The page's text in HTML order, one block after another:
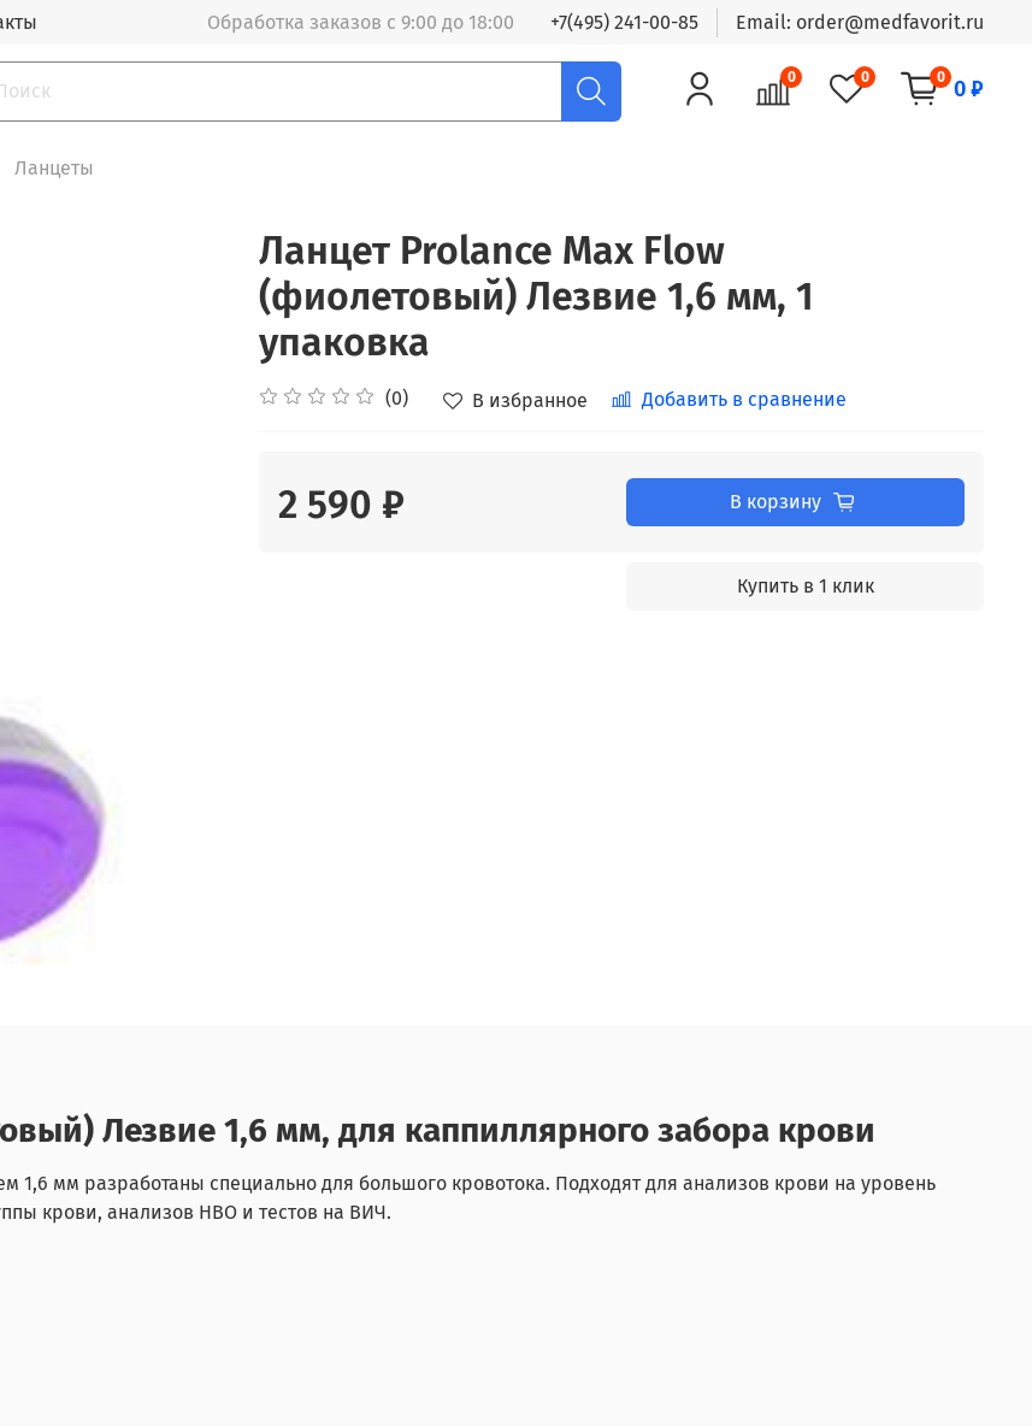
Обработка заказов с 9:00 до 18:00 +7(495) 241-00-85 Email: order@medfavorit.ru
0 0 0 0 ₽
Ланцеты
Ланцет Prolance Max Flow
(фиолетовый) Лезвие 1,6 мм, 1
упаковка
(0) В избранное Добавить в сравнение
2 590 ₽ В корзину
Купить в 1 клик
Лезвие 1,6 мм, для каппиллярного забора крови
1,6 мм разработаны специально для большого кровотока. Подходят для анализов крови на уровень
крови, анализов HBO и тестов на ВИЧ.